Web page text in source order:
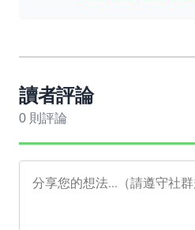
讀者評論
0 則評論